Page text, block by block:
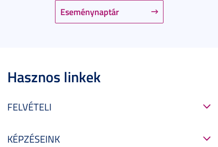
Eseménynaptár
Hasznos linkek
FELVÉTELI
KÉPZÉSEINK